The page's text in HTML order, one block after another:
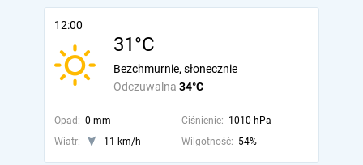
12:00
31°C
Odczuwalna 34°C
Bezchmurnie, słonecznie
Opad: 0 mm Ciśnienie: 1010 hPa
Wiatr:
11 km/h Wilgotność: 54%